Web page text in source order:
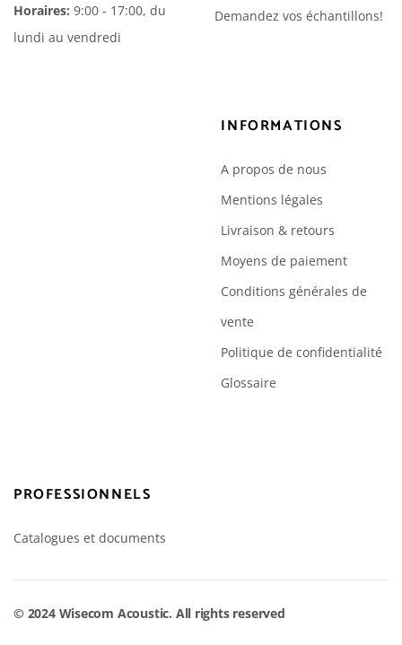
Horaires: 9:00 - 17:00, du
lundi au vendredi
Demandez vos échantillons!
INFORMATIONS
A propos de nous
Mentions légales
Livraison & retours
Moyens de paiement
Conditions générales de
vente
Politique de confidentialité
Glossaire
PROFESSIONNELS
Catalogues et documents
© 2024 Wisecom Acoustic. All rights reserved